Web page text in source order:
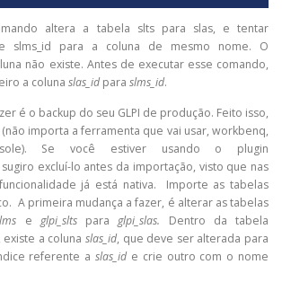
altera a tabela slts para slas, e tentar
slms_id para a coluna de mesmo nome. O
não existe. Antes de executar esse comando,
a coluna slas_idpara slms_id.
é o backup do seu GLPI de produção. Feito isso,
importa a ferramenta que vai usar, workbenq,
Se você estiver usando o plugin
excluí-lo antes da importação, visto que nas
já está nativa. Importe as tabelas
A primeira mudança a fazer, é alterar as tabelas
e glpi_sltsparaglpi_slas. Dentro da tabela
existe a colunaslas_id, que deve ser alterada para
referente a slas_ide crie outro com o nome